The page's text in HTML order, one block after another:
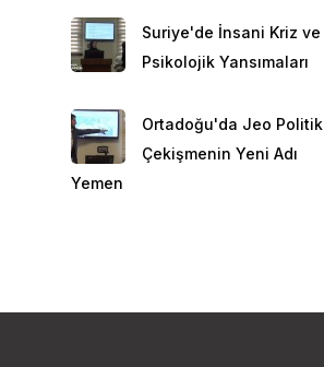
Suriye'de İnsani Kriz ve
Psikolojik Yansımaları
Ortadoğu'da Jeo Politik
Çekişmenin Yeni Adı
Yemen